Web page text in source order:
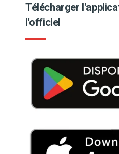
Télécharger
l'officiel